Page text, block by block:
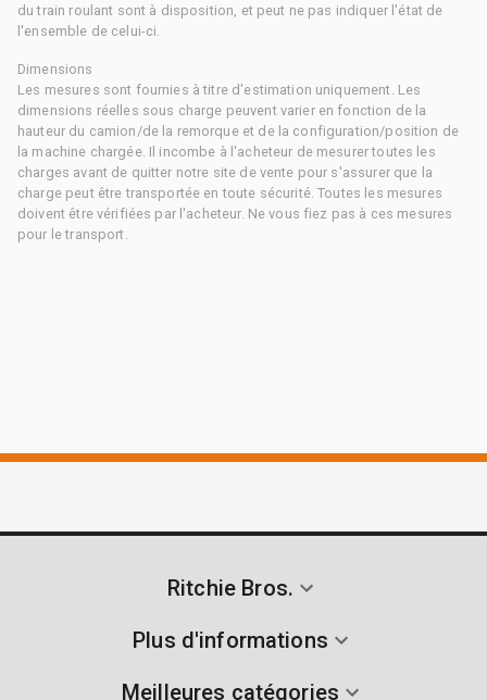
du train roulant sont à disposition, et peut ne pas indiquer l'état de
l'ensemble de celui-ci.
Dimensions
Les mesures sont fournies à titre d'estimation uniquement. Les
dimensions réelles sous charge peuvent varier en fonction de la
hauteur du camion/de la remorque et de la configuration/position de
la machine chargée. Il incombe à l'acheteur de mesurer toutes les
charges avant de quitter notre site de vente pour s'assurer que la
charge peut être transportée en toute sécurité. Toutes les mesures
doivent être vérifiées par l'acheteur. Ne vous fiez pas à ces mesures
pour le transport.
Ritchie Bros.
Plus d'informations
Meilleures catégories